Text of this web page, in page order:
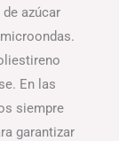
azúcar
En las
siempre
garantizar